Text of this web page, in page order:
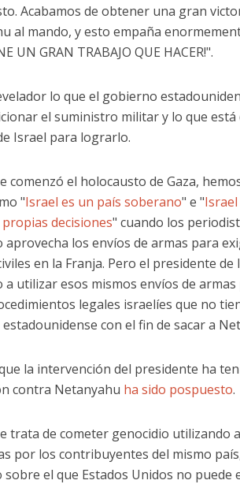
Acabamos de obtener una gran
al mando, y esto empaña
UN GRAN TRABAJO QUE HACER!".
lo que el gobierno
el suministro militar y lo que
Israel para lograrlo.
comenzó el holocausto de Gaza,
"Israel es un país soberano" e "
decisiones" cuando los
aprovecha los envíos de armas para
en la Franja. Pero el presidente de
a utilizar esos mismos envíos de
legales israelíes que no
con el fin de sacar a
la intervención del presidente ha
contra Netanyahu ha sido pospuesto.
trata de cometer genocidio utilizando
por los contribuyentes del mismo
el que Estados Unidos no puede